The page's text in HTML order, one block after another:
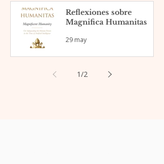
Reflexiones sobre
Magnifica Humanitas
29 may
1/2